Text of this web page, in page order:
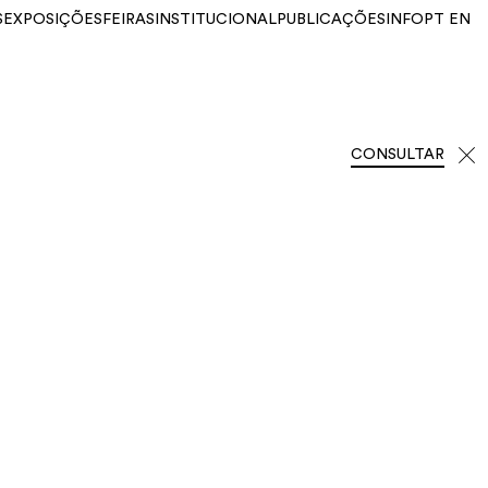
EXPOSIÇÕES FEIRAS INSTITUCIONAL PUBLICAÇÕES INFO PT EN
CONSULTAR